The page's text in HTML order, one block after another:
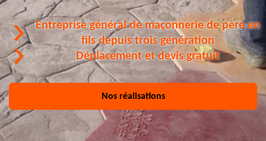
Entreprise général de maçonnerie de père en
fils depuis trois génération
Déplacement et devis gratuit
Nos réalisations